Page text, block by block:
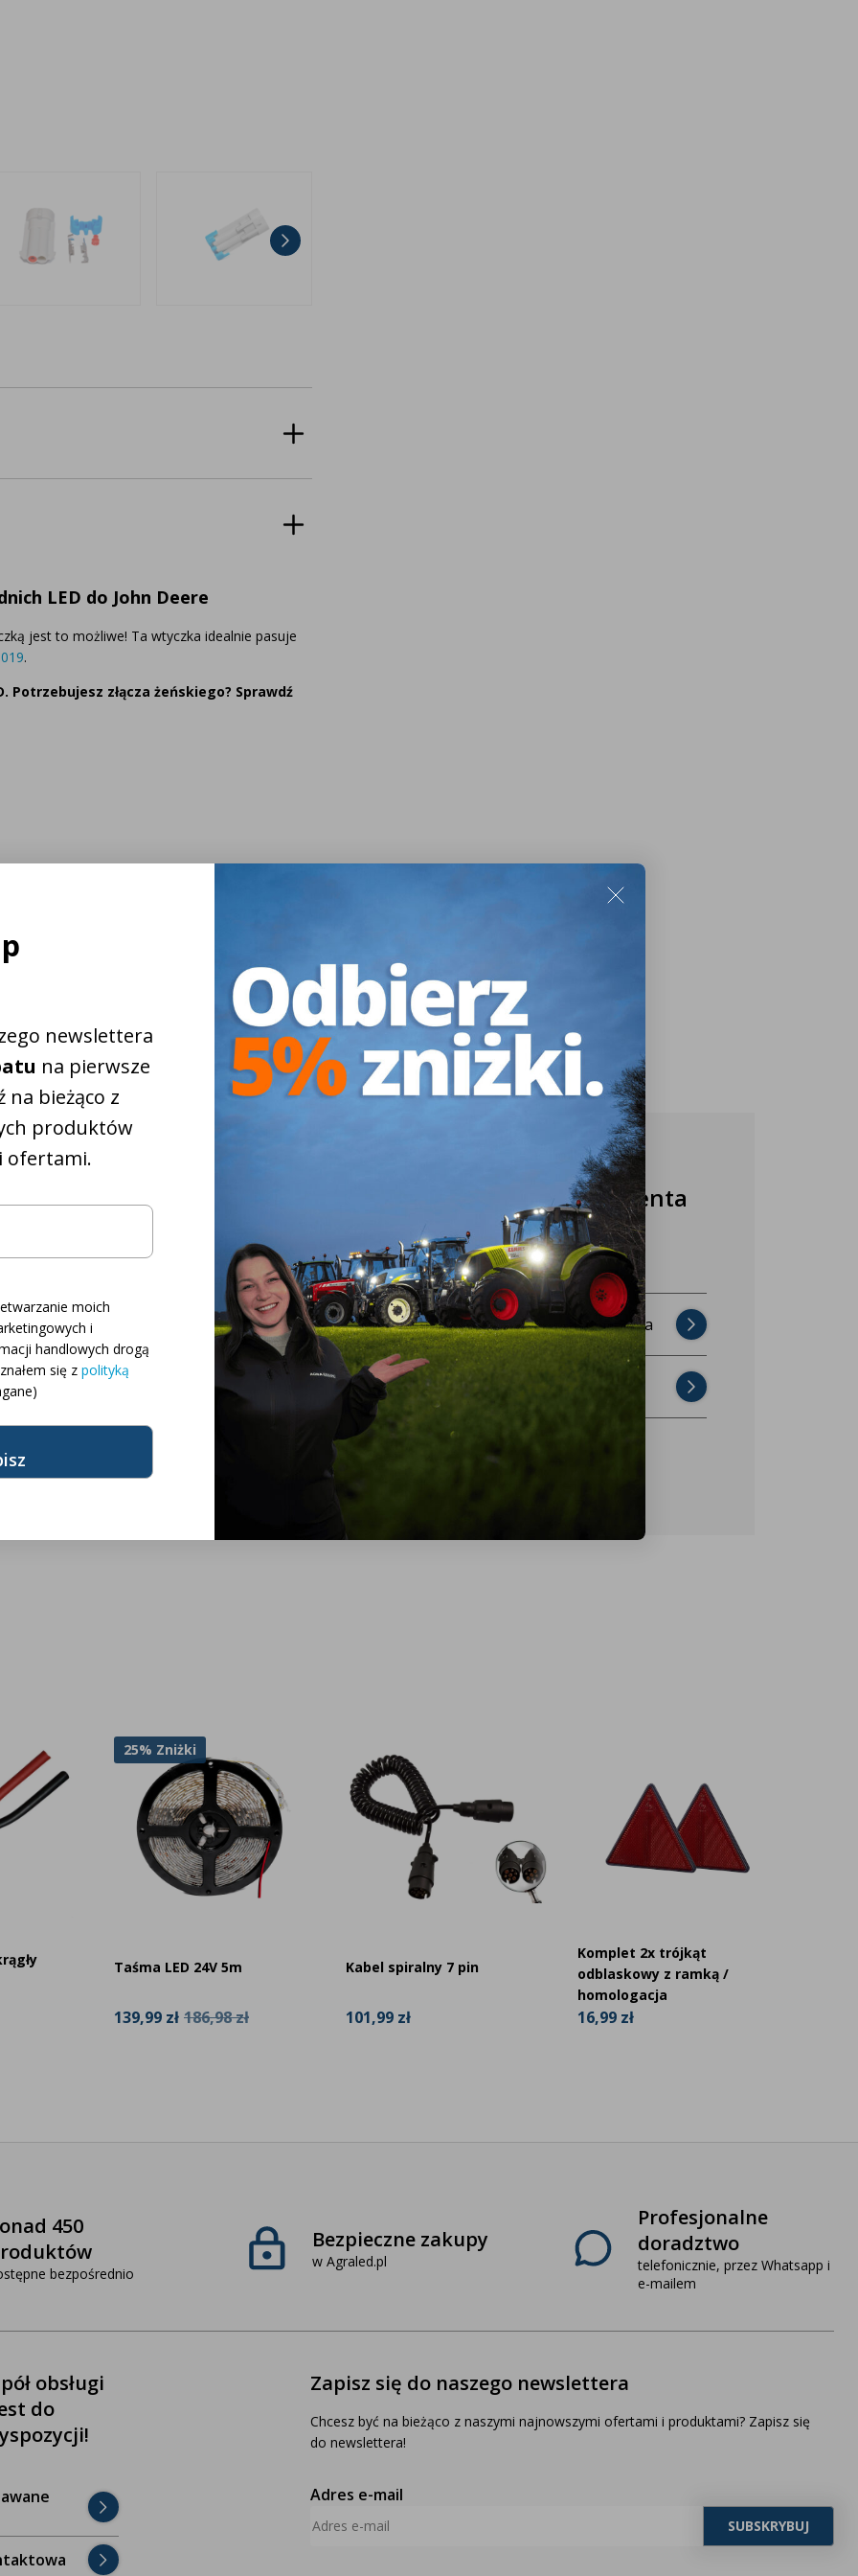
LED do John Deere
jest to możliwe! Ta wtyczka idealnie pasuje
.
Potrzebujesz złącza żeńskiego? Sprawdź
do
konfiguracji
modeli
Nasza obsługa klienta
jest do Twojej
dyspozycji!
Najczęściej zadawane pytania
Skontaktuj się z nami
25% Zniżki
Taśma LED 24V 5m
139,99 zł 186,98 zł
Kabel spiralny 7 pin
101,99 zł
Komplet 2x trójkąt
odblaskowy z ramką /
homologacja
16,99 zł
450
bezpośrednio
Bezpieczne zakupy
w Agraled.pl
Profesjonalne
doradztwo
telefonicznie, przez Whatsapp i
e-mailem
obsługi
do
Zapisz się do naszego newslettera
Chcesz być na bieżąco z naszymi najnowszymi ofertami i produktami? Zapisz się
do newslettera!
Adres e-mail
newslettera
na pierwsze
na bieżąco z
produktów
ofertami.
moich
i
handlowych drogą
się z polityką